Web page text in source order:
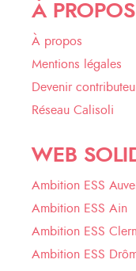
À PROPOS
À propos
Mentions légales
Devenir
Réseau Calisoli
WEB
Ambition ESS
Ambition ESS Ain
Ambition ESS
Ambition ESS